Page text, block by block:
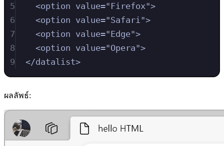
5
<option value=" Firefox">
6
<option value="Safari ">
7
<option value="Edge">
8
<option value="Opera">
9
</datalist>
ผลลัพธ์: